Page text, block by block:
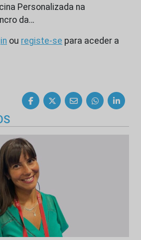
Personalizada na
da…
ou registe-se para aceder a